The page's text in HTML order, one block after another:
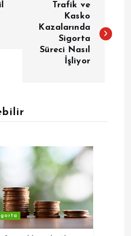
Trafik ve
Kasko
Kazalarında
Sigorta
Süreci Nasıl
İşliyor